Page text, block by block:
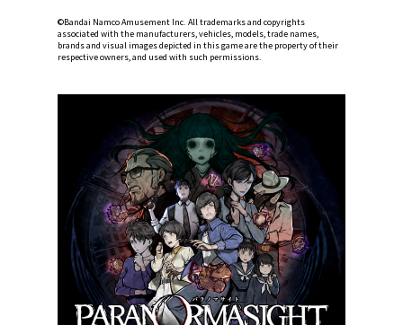
©Bandai Namco Amusement Inc. All trademarks and copyrights
associated with the manufacturers, vehicles, models, trade names,
brands and visual images depicted in this game are the property of their
respective owners, and used with such permissions.